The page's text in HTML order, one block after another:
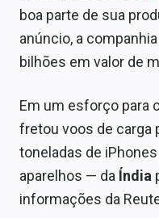
boa parte de sua
anúncio, a
bilhões em valor de
Em um esforço para
fretou voos de carga
toneladas de
aparelhos — da Índia
informações da